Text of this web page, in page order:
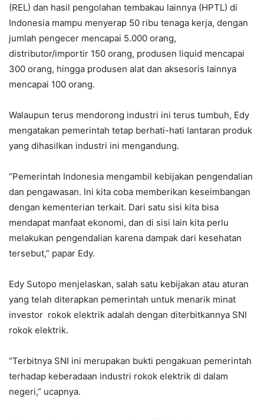
(REL) dan hasil pengolahan tembakau lainnya (HPTL) di
Indonesia mampu menyerap 50 ribu tenaga kerja, dengan
jumlah pengecer mencapai 5.000 orang,
distributor/importir 150 orang, produsen liquid mencapai
300 orang, hingga produsen alat dan aksesoris lainnya
mencapai 100 orang.
Walaupun terus mendorong industri ini terus tumbuh, Edy
mengatakan pemerintah tetap berhati-hati lantaran produk
yang dihasilkan industri ini mengandung.
“Pemerintah Indonesia mengambil kebijakan pengendalian
dan pengawasan. Ini kita coba memberikan keseimbangan
dengan kementerian terkait. Dari satu sisi kita bisa
mendapat manfaat ekonomi, dan di sisi lain kita perlu
melakukan pengendalian karena dampak dari kesehatan
tersebut,” papar Edy.
Edy Sutopo menjelaskan, salah satu kebijakan atau aturan
yang telah diterapkan pemerintah untuk menarik minat
investor rokok elektrik adalah dengan diterbitkannya SNI
rokok elektrik.
“Terbitnya SNI ini merupakan bukti pengakuan pemerintah
terhadap keberadaan industri rokok elektrik di dalam
negeri,” ucapnya.